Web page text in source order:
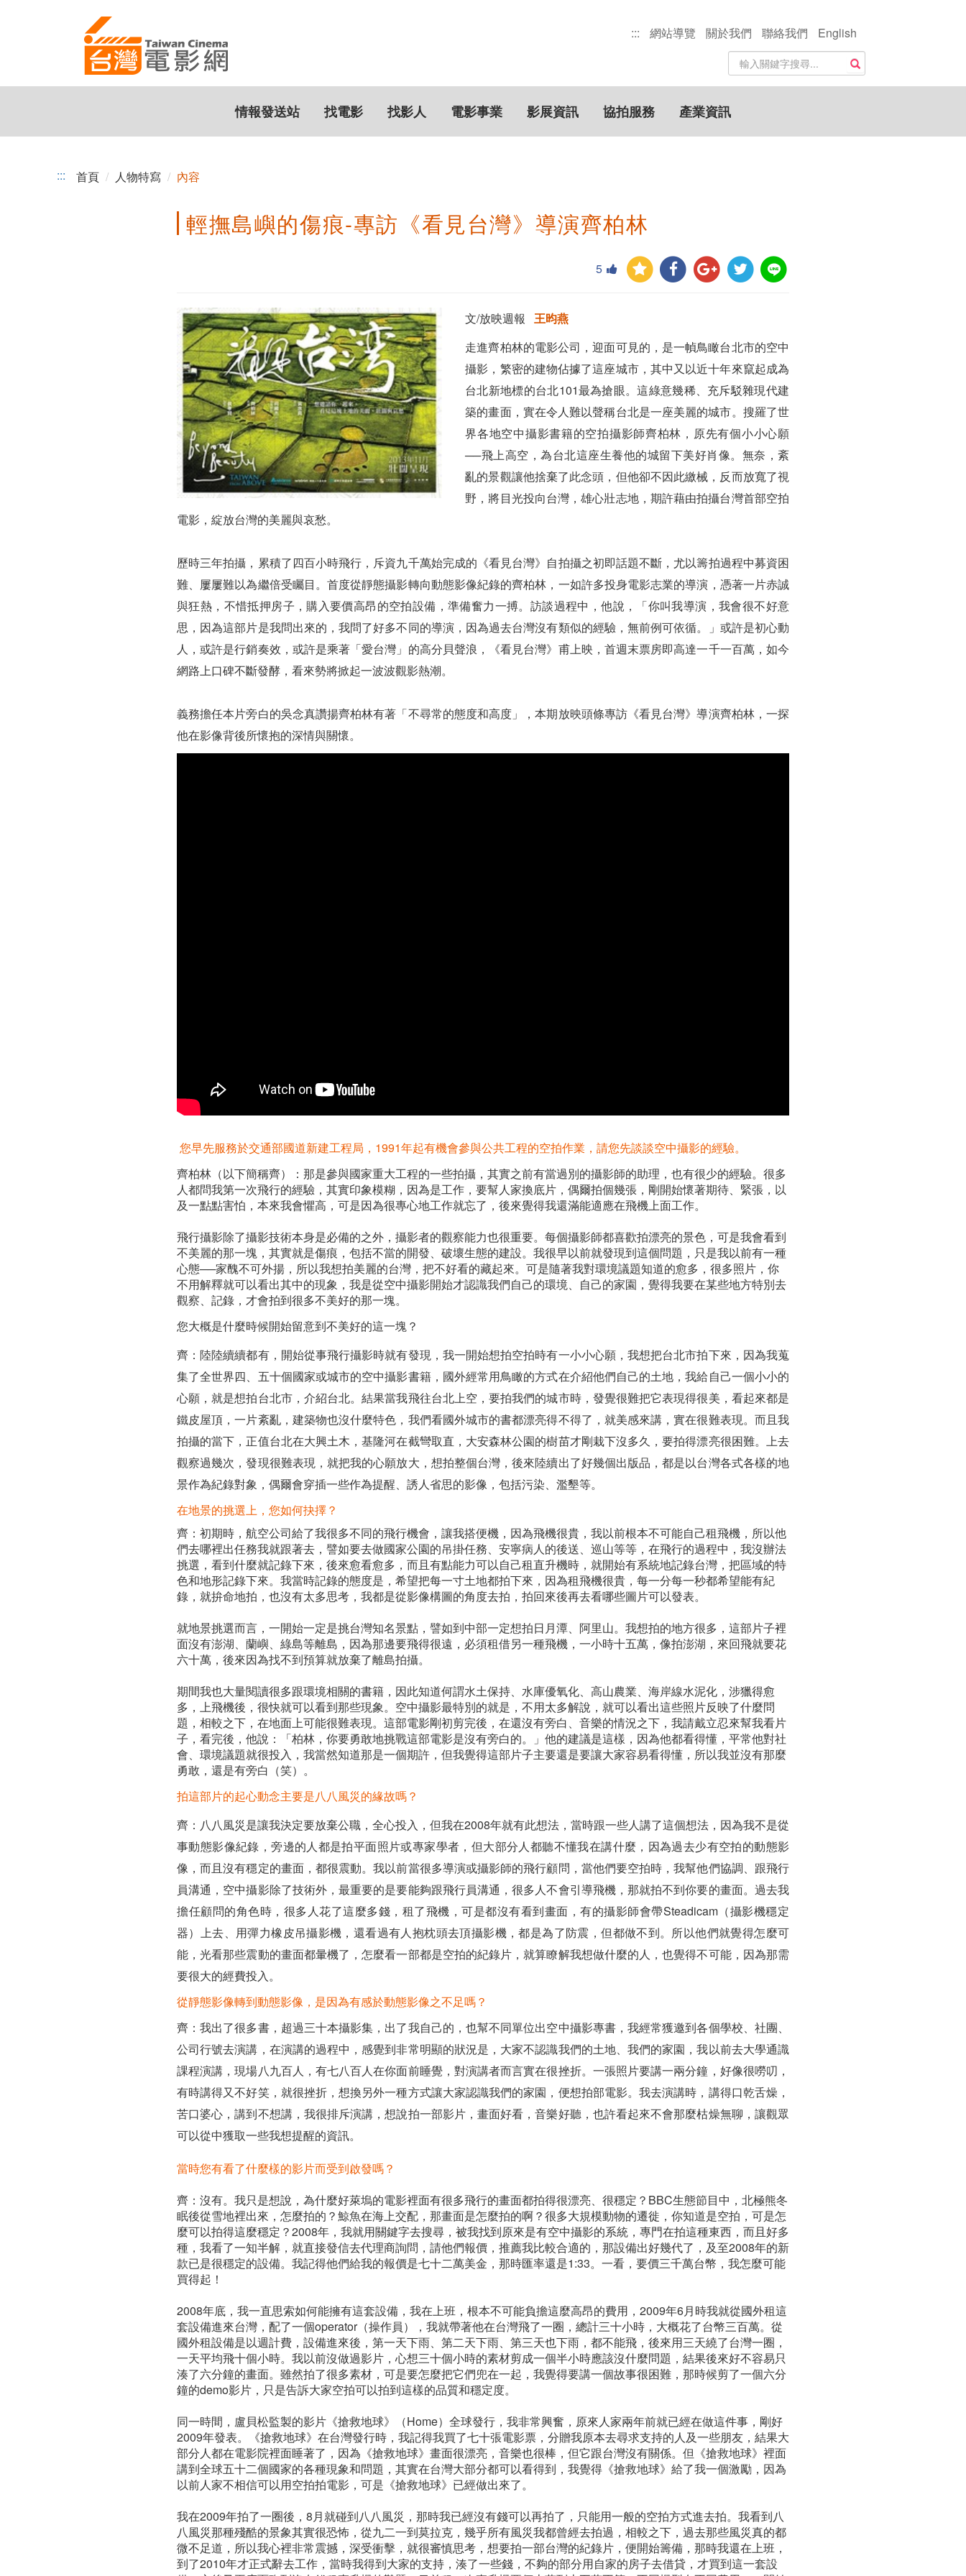
嶼
::: 網站導覽 關於我們 聯絡我們
English
站
內
搜
尋
關
鍵
搜尋
情報發送站 找電影 找影人 電影事業 影展資訊 協拍服務 產業資訊
::: 首頁 人物特寫 內容
輕撫島嶼的傷痕-專訪《看見台灣》導演齊柏林
5
文/放映週報王昀燕
走進齊柏林的電影公司，迎面可見的，是一幀鳥瞰台北市的空中
攝影，繁密的建物佔據了這座城市，其中又以近十年來竄起成為
台北新地標的台北101最為搶眼。這綠意幾稀、充斥駁雜現代建
築的畫面，實在令人難以聲稱台北是一座美麗的城市。搜羅了世
界各地空中攝影書籍的空拍攝影師齊柏林，原先有個小小心願
──飛上高空，為台北這座生養他的城留下美好肖像。無奈，紊
亂的景觀讓他捨棄了此念頭，但他卻不因此繳械，反而放寬了視
野，將目光投向台灣，雄心壯志地，期許藉由拍攝台灣首部空拍
電影，綻放台灣的美麗與哀愁。
歷時三年拍攝，累積了四百小時飛行，斥資九千萬始完成的《看見台灣》自拍攝之初即話題不斷，尤以籌拍過程中募資困
難、屢屢難以為繼倍受矚目。首度從靜態攝影轉向動態影像紀錄的齊柏林，一如許多投身電影志業的導演，憑著一片赤誠
與狂熱，不惜抵押房子，購入要價高昂的空拍設備，準備奮力一搏。訪談過程中，他說，「你叫我導演，我會很不好意
思，因為這部片是我問出來的，我問了好多不同的導演，因為過去台灣沒有類似的經驗，無前例可依循。」或許是初心動
人，或許是行銷奏效，或許是乘著「愛台灣」的高分貝聲浪，《看見台灣》甫上映，首週末票房即高達一千一百萬，如今
網路上口碑不斷發酵，看來勢將掀起一波波觀影熱潮。
義務擔任本片旁白的吳念真讚揚齊柏林有著「不尋常的態度和高度」，本期放映頭條專訪《看見台灣》導演齊柏林，一探
他在影像背後所懷抱的深情與關懷。
您早先服務於交通部國道新建工程局，1991年起有機會參與公共工程的空拍作業，請您先談談空中攝影的經驗。
齊柏林（以下簡稱齊）：那是參與國家重大工程的一些拍攝，其實之前有當過別的攝影師的助理，也有很少的經驗。很多
人都問我第一次飛行的經驗，其實印象模糊，因為是工作，要幫人家換底片，偶爾拍個幾張，剛開始懷著期待、緊張，以
及一點點害怕，本來我會懼高，可是因為很專心地工作就忘了，後來覺得我還滿能適應在飛機上面工作。
飛行攝影除了攝影技術本身是必備的之外，攝影者的觀察能力也很重要。每個攝影師都喜歡拍漂亮的景色，可是我會看到
不美麗的那一塊，其實就是傷痕，包括不當的開發、破壞生態的建設。我很早以前就發現到這個問題，只是我以前有一種
心態──家醜不可外揚，所以我想拍美麗的台灣，把不好看的藏起來。可是隨著我對環境議題知道的愈多，很多照片，你
不用解釋就可以看出其中的現象，我是從空中攝影開始才認識我們自己的環境、自己的家園，覺得我要在某些地方特別去
觀察、記錄，才會拍到很多不美好的那一塊。
您大概是什麼時候開始留意到不美好的這一塊？
齊：陸陸續續都有，開始從事飛行攝影時就有發現，我一開始想拍空拍時有一小小心願，我想把台北市拍下來，因為我蒐
集了全世界四、五十個國家或城市的空中攝影書籍，國外經常用鳥瞰的方式在介紹他們自己的土地，我給自己一個小小的
心願，就是想拍台北市，介紹台北。結果當我飛往台北上空，要拍我們的城市時，發覺很難把它表現得很美，看起來都是
鐵皮屋頂，一片紊亂，建築物也沒什麼特色，我們看國外城市的書都漂亮得不得了，就美感來講，實在很難表現。而且我
拍攝的當下，正值台北在大興土木，基隆河在截彎取直，大安森林公園的樹苗才剛栽下沒多久，要拍得漂亮很困難。上去
觀察過幾次，發現很難表現，就把我的心願放大，想拍整個台灣，後來陸續出了好幾個出版品，都是以台灣各式各樣的地
景作為紀錄對象，偶爾會穿插一些作為提醒、誘人省思的影像，包括污染、濫墾等。
在地景的挑選上，您如何抉擇？
齊：初期時，航空公司給了我很多不同的飛行機會，讓我搭便機，因為飛機很貴，我以前根本不可能自己租飛機，所以他
們去哪裡出任務我就跟著去，譬如要去做國家公園的吊掛任務、安寧病人的後送、巡山等等，在飛行的過程中，我沒辦法
挑選，看到什麼就記錄下來，後來愈看愈多，而且有點能力可以自己租直升機時，就開始有系統地記錄台灣，把區域的特
色和地形記錄下來。我當時記錄的態度是，希望把每一寸土地都拍下來，因為租飛機很貴，每一分每一秒都希望能有紀
錄，就拚命地拍，也沒有太多思考，我都是從影像構圖的角度去拍，拍回來後再去看哪些圖片可以發表。
就地景挑選而言，一開始一定是挑台灣知名景點，譬如到中部一定想拍日月潭、阿里山。我想拍的地方很多，這部片子裡
面沒有澎湖、蘭嶼、綠島等離島，因為那邊要飛得很遠，必須租借另一種飛機，一小時十五萬，像拍澎湖，來回飛就要花
六十萬，後來因為找不到預算就放棄了離島拍攝。
期間我也大量閱讀很多跟環境相關的書籍，因此知道何謂水土保持、水庫優氧化、高山農業、海岸線水泥化，涉獵得愈
多，上飛機後，很快就可以看到那些現象。空中攝影最特別的就是，不用太多解說，就可以看出這些照片反映了什麼問
題，相較之下，在地面上可能很難表現。這部電影剛初剪完後，在還沒有旁白、音樂的情況之下，我請戴立忍來幫我看片
子，看完後，他說：「柏林，你要勇敢地挑戰這部電影是沒有旁白的。」他的建議是這樣，因為他都看得懂，平常他對社
會、環境議題就很投入，我當然知道那是一個期許，但我覺得這部片子主要還是要讓大家容易看得懂，所以我並沒有那麼
勇敢，還是有旁白（笑）。
拍這部片的起心動念主要是八八風災的緣故嗎？
齊：八八風災是讓我決定要放棄公職，全心投入，但我在2008年就有此想法，當時跟一些人講了這個想法，因為我不是從
事動態影像紀錄，旁邊的人都是拍平面照片或專家學者，但大部分人都聽不懂我在講什麼，因為過去少有空拍的動態影
像，而且沒有穩定的畫面，都很震動。我以前當很多導演或攝影師的飛行顧問，當他們要空拍時，我幫他們協調、跟飛行
員溝通，空中攝影除了技術外，最重要的是要能夠跟飛行員溝通，很多人不會引導飛機，那就拍不到你要的畫面。過去我
擔任顧問的角色時，很多人花了這麼多錢，租了飛機，可是都沒有看到畫面，有的攝影師會帶Steadicam（攝影機穩定
器）上去、用彈力橡皮吊攝影機，還看過有人抱枕頭去頂攝影機，都是為了防震，但都做不到。所以他們就覺得怎麼可
能，光看那些震動的畫面都暈機了，怎麼看一部都是空拍的紀錄片，就算瞭解我想做什麼的人，也覺得不可能，因為那需
要很大的經費投入。
從靜態影像轉到動態影像，是因為有感於動態影像之不足嗎？
齊：我出了很多書，超過三十本攝影集，出了我自己的，也幫不同單位出空中攝影專書，我經常獲邀到各個學校、社團、
公司行號去演講，在演講的過程中，感覺到非常明顯的狀況是，大家不認識我們的土地、我們的家園，我以前去大學通識
課程演講，現場八九百人，有七八百人在你面前睡覺，對演講者而言實在很挫折。一張照片要講一兩分鐘，好像很嘮叨，
有時講得又不好笑，就很挫折，想換另外一種方式讓大家認識我們的家園，便想拍部電影。我去演講時，講得口乾舌燥，
苦口婆心，講到不想講，我很排斥演講，想說拍一部影片，畫面好看，音樂好聽，也許看起來不會那麼枯燥無聊，讓觀眾
可以從中獲取一些我想提醒的資訊。
當時您有看了什麼樣的影片而受到啟發嗎？
齊：沒有。我只是想說，為什麼好萊塢的電影裡面有很多飛行的畫面都拍得很漂亮、很穩定？BBC生態節目中，北極熊冬
眠後從雪地裡出來，怎麼拍的？鯨魚在海上交配，那畫面是怎麼拍的啊？很多大規模動物的遷徙，你知道是空拍，可是怎
麼可以拍得這麼穩定？2008年，我就用關鍵字去搜尋，被我找到原來是有空中攝影的系統，專門在拍這種東西，而且好多
種，我看了一知半解，就直接發信去代理商詢問，請他們報價，推薦我比較合適的，那設備出好幾代了，及至2008年的新
款已是很穩定的設備。我記得他們給我的報價是七十二萬美金，那時匯率還是1:33。一看，要價三千萬台幣，我怎麼可能
買得起！
2008年底，我一直思索如何能擁有這套設備，我在上班，根本不可能負擔這麼高昂的費用，2009年6月時我就從國外租這
套設備進來台灣，配了一個operator（操作員），我就帶著他在台灣飛了一圈，總計三十小時，大概花了台幣三百萬。從
國外租設備是以週計費，設備進來後，第一天下雨、第二天下雨、第三天也下雨，都不能飛，後來用三天繞了台灣一圈，
一天平均飛十個小時。我以前沒做過影片，心想三十個小時的素材剪成一個半小時應該沒什麼問題，結果後來好不容易只
湊了六分鐘的畫面。雖然拍了很多素材，可是要怎麼把它們兜在一起，我覺得要講一個故事很困難，那時候剪了一個六分
鐘的demo影片，只是告訴大家空拍可以拍到這樣的品質和穩定度。
同一時間，盧貝松監製的影片《搶救地球》（Home）全球發行，我非常興奮，原來人家兩年前就已經在做這件事，剛好
2009年發表。《搶救地球》在台灣發行時，我記得我買了七十張電影票，分贈我原本去尋求支持的人及一些朋友，結果大
部分人都在電影院裡面睡著了，因為《搶救地球》畫面很漂亮，音樂也很棒，但它跟台灣沒有關係。但《搶救地球》裡面
講到全球五十二個國家的各種現象和問題，其實在台灣大部分都可以看得到，我覺得《搶救地球》給了我一個激勵，因為
以前人家不相信可以用空拍拍電影，可是《搶救地球》已經做出來了。
我在2009年拍了一圈後，8月就碰到八八風災，那時我已經沒有錢可以再拍了，只能用一般的空拍方式進去拍。我看到八
八風災那種殘酷的景象其實很恐怖，從九二一到莫拉克，幾乎所有風災我都曾經去拍過，相較之下，過去那些風災真的都
微不足道，所以我心裡非常震撼，深受衝擊，就很審慎思考，想要拍一部台灣的紀錄片，便開始籌備，那時我還在上班，
到了2010年才正式辭去工作，當時我得到大家的支持，湊了一些錢，不夠的部分用自家的房子去借貸，才買到這一套設